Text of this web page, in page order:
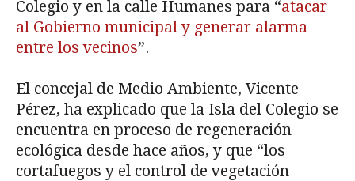
Colegio y en la calle Humanes para “atacar
al Gobierno municipal y generar alarma
entre los vecinos”.
El concejal de Medio Ambiente, Vicente
Pérez, ha explicado que la Isla del Colegio se
encuentra en proceso de regeneración
ecológica desde hace años, y que “los
cortafuegos y el control de vegetación